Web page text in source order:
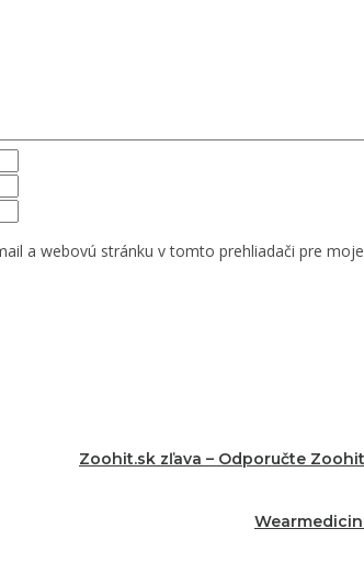
a webovú stránku v tomto prehliadači pre
Zoohit.sk zľava – Odporučte